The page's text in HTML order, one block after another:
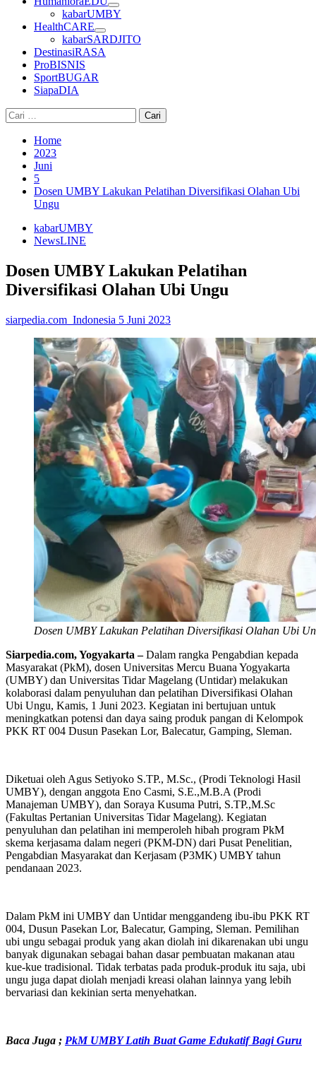
kabarUMBY
HealthCARE
kabarSARDJITO
DestinasiRASA
ProBISNIS
SportBUGAR
SiapaDIA
Cari
untuk:
Home
2023
Juni
5
Dosen UMBY Lakukan Pelatihan Diversifikasi Olahan Ubi
Ungu
kabarUMBY
NewsLINE
Dosen UMBY Lakukan Pelatihan
Diversifikasi Olahan Ubi Ungu
siarpedia.com_Indonesia 5 Juni 2023
Dosen UMBY Lakukan Pelatihan Diversifikasi Olahan Ubi
Siarpedia.com, Yogyakarta –Dalam rangka Pengabdian kepada
Masyarakat (PkM), dosen Universitas Mercu Buana Yogyakarta
(UMBY) dan Universitas Tidar Magelang (Untidar) melakukan
kolaborasi dalam penyuluhan dan pelatihan Diversifikasi Olahan
Ubi Ungu, Kamis, 1 Juni 2023. Kegiatan ini bertujuan untuk
meningkatkan potensi dan daya saing produk pangan di Kelompok
PKK RT 004 Dusun Pasekan Lor, Balecatur, Gamping, Sleman.
Diketuai oleh Agus Setiyoko S.TP., M.Sc., (Prodi Teknologi Hasil
UMBY), dengan anggota Eno Casmi, S.E.,M.B.A (Prodi
Manajeman UMBY), dan Soraya Kusuma Putri, S.TP.,M.Sc
(Fakultas Pertanian Universitas Tidar Magelang). Kegiatan
penyuluhan dan pelatihan ini memperoleh hibah program PkM
skema kerjasama dalam negeri (PKM-DN) dari Pusat Penelitian,
Pengabdian Masyarakat dan Kerjasam (P3MK) UMBY tahun
pendanaan 2023.
Dalam PkM ini UMBY dan Untidar menggandeng ibu-ibu PKK RT
004, Dusun Pasekan Lor, Balecatur, Gamping, Sleman. Pemilihan
ubi ungu sebagai produk yang akan diolah ini dikarenakan ubi ungu
banyak digunakan sebagai bahan dasar pembuatan makanan atau
kue-kue tradisional. Tidak terbatas pada produk-produk itu saja, ubi
ungu juga dapat diolah menjadi kreasi olahan lainnya yang lebih
bervariasi dan kekinian serta menyehatkan.
Baca Juga ; PkM UMBY Latih Buat Game Edukatif Bagi Guru